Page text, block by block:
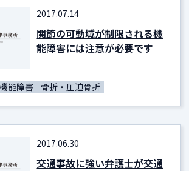
2017.07.14
関節の可動域が制限される機
能障害には注意が必要です
能障害 骨折・圧迫骨折
2017.06.30
交通事故に強い弁護士が交通